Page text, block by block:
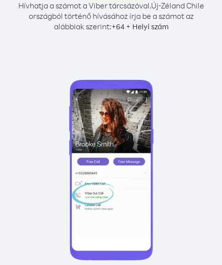
Hívhatja a számot a Viber tárcsázóval.Új-Zéland Chile
országból történő hívásához írja be a számot az
alábbiak szerint:+64+ Helyi szám